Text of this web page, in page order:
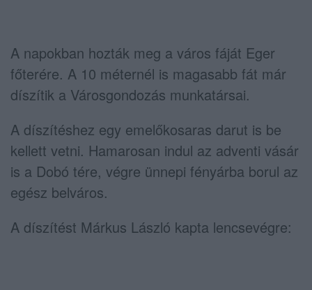
A napokban hozták meg a város fáját Eger
főterére. A 10 méternél is magasabb fát már
díszítik a Városgondozás munkatársai.
A díszítéshez egy emelőkosaras darut is be
kellett vetni. Hamarosan indul az adventi vásár
is a Dobó tére, végre ünnepi fényárba borul az
egész belváros.
A díszítést Márkus László kapta lencsevégre: